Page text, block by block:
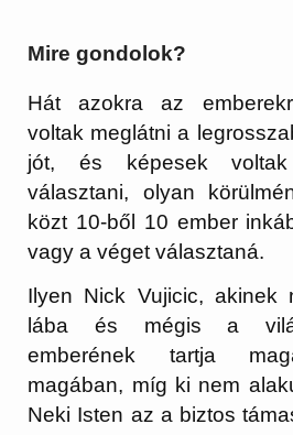
Mire gondolok?
Hát azokra az
voltak meglátni a
jót, és képesek
választani, olyan
közt 10-ből 10 ember
vagy a véget választaná.
Ilyen Nick Vujicic,
lába és mégis a
emberének tartja
magában, míg ki nem
Neki Isten az a biztos